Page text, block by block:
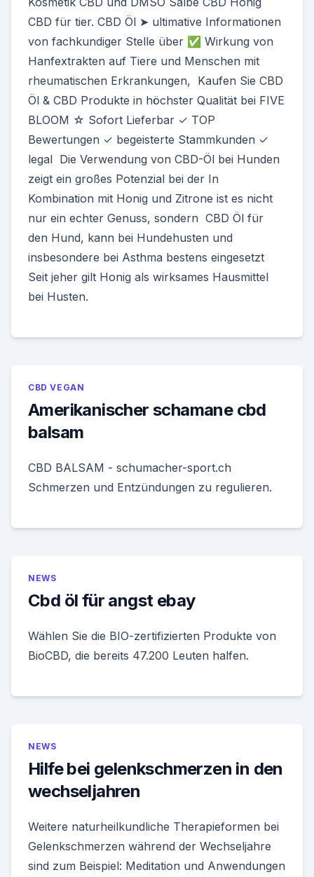
CBD für tier. CBD Öl ➤ ultimative Informationen
von fachkundiger Stelle über ✅ Wirkung von
Hanfextrakten auf Tiere und Menschen mit
rheumatischen Erkrankungen, Kaufen Sie CBD
Öl & CBD Produkte in höchster Qualität bei FIVE
BLOOM ☆ Sofort Lieferbar ✓ TOP
Bewertungen ✓ begeisterte Stammkunden ✓
legal Die Verwendung von CBD-Öl bei Hunden
zeigt ein großes Potenzial bei der In
Kombination mit Honig und Zitrone ist es nicht
nur ein echter Genuss, sondern CBD Öl für
den Hund, kann bei Hundehusten und
insbesondere bei Asthma bestens eingesetzt
Seit jeher gilt Honig als wirksames Hausmittel
bei Husten.
CBD VEGAN
Amerikanischer schamane cbd
balsam
CBD BALSAM - schumacher-sport.ch
Schmerzen und Entzündungen zu regulieren.
NEWS
Cbd öl für angst ebay
Wählen Sie die BIO-zertifizierten Produkte von
BioCBD, die bereits 47.200 Leuten halfen.
NEWS
Hilfe bei gelenkschmerzen in den
wechseljahren
Weitere naturheilkundliche Therapieformen bei
Gelenkschmerzen während der Wechseljahre
sind zum Beispiel: Meditation und Anwendungen